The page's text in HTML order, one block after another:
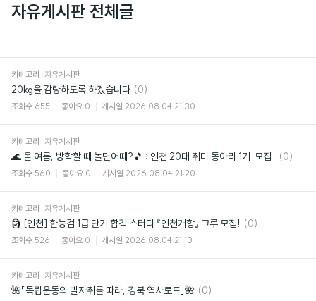
자유게시판 전체글
카테고리 자유게시판
20kg을 감량하도록 하겠습니다 댓
글
(0)
조회수 655 좋아요 0 게시일 2026.08.04 21:30
카테고리 자유게시판
🌊 올 여름, 방학할 때 놀면어때?🎵 : 인천 20대 취미 동아리 1기 모집
댓
(0)
조회수 560 좋아요 0 게시일 2026.08.04 21:20
카테고리 자유게시판
🗿 [인천] 한능검 1급 단기 합격 스터디 『인천개항』 크루 모집! 댓
(0)
조회수 526 좋아요 0 게시일 2026.08.04 21:13
카테고리 자유게시판
🌺「독립운동의 발자취를 따라, 경북 역사로드」🌺 댓
(0)